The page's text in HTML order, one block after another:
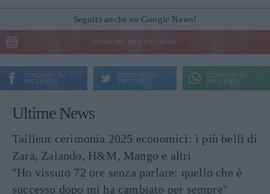
Seguici anche su Google News!
ENTRA NEL NOSTRO CANALE
CONDIVIDI SU
FACEBOOK
CONDIVIDI SU
TWITTER
CONDIVIDI SU
WHATSAPP
Ultime News
Tailleur cerimonia 2025 economici: i più belli di
Zara, Zalando, H&M, Mango e altri
"Ho vissuto 72 ore senza parlare: quello che è
successo dopo mi ha cambiato per sempre"